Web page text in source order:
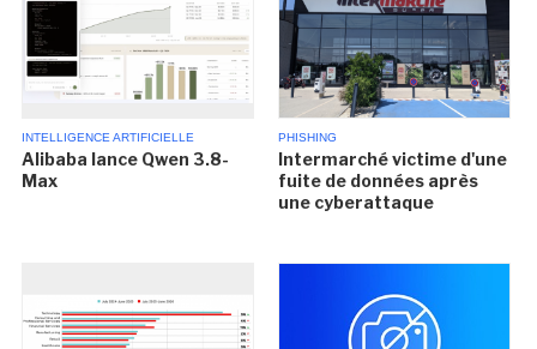
INTELLIGENCE ARTIFICIELLE
Alibaba lance Qwen 3.8-
Max
PHISHING
Intermarché victime d'une
fuite de données après
une cyberattaque